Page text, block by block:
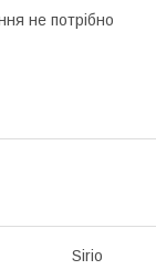
не потрібно
Sirio